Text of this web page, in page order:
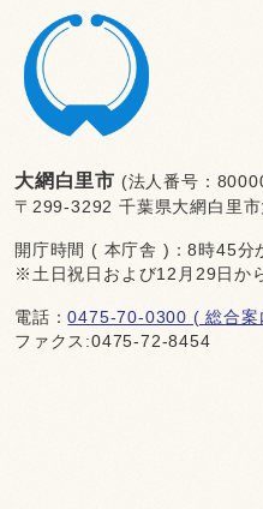
大網白里市 (法人番号：
〒299-3292 千葉県大網白里
開庁時間 ( 本庁舎 )：8時45分
※土日祝日および12月29日か
電話：0475-70-0300 ( 総合案
ファクス:0475-72-8454